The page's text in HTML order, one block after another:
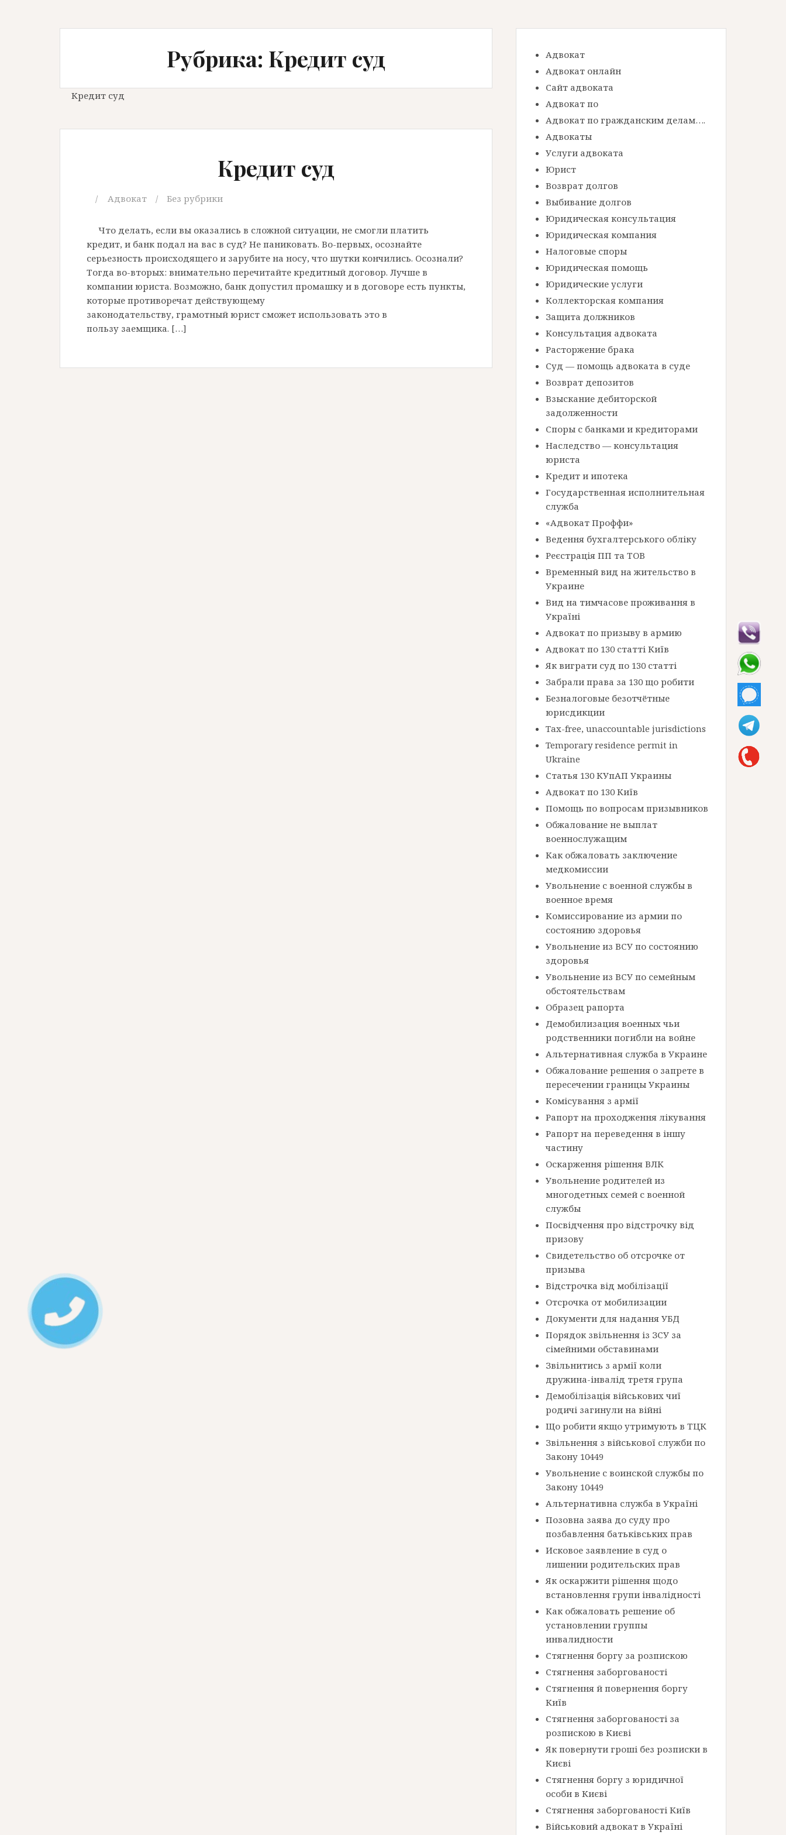
Рубрика: Кредит суд
Кредит суд
Кредит суд
Адвокат Без рубрики
Что делать, если вы оказались в сложной ситуации, не смогли платить
кредит, и банк подал на вас в суд? Не паниковать. Во-первых, осознайте
серьезность происходящего и зарубите на носу, что шутки кончились. Осознали?
Тогда во-вторых: внимательно перечитайте кредитный договор. Лучше в
компании юриста. Возможно, банк допустил промашку и в договоре есть пункты,
которые противоречат действующему
законодательству, грамотный юрист сможет использовать это в
пользу заемщика. […]
Адвокат
Адвокат онлайн
Сайт адвоката
Адвокат по
Адвокат по гражданским делам….
Адвокаты
Услуги адвоката
Юрист
Возврат долгов
Выбивание долгов
Юридическая консультация
Юридическая компания
Налоговые споры
Юридическая помощь
Юридические услуги
Коллекторская компания
Защита должников
Консультация адвоката
Расторжение брака
Суд — помощь адвоката в суде
Возврат депозитов
Взыскание дебиторской
задолженности
Споры с банками и кредиторами
Наследство — консультация
юриста
Кредит и ипотека
Государственная исполнительная
служба
«Адвокат Проффи»
Ведення бухгалтерського обліку
Реєстрація ПП та ТОВ
Временный вид на жительство в
Украине
Вид на тимчасове проживання в
Україні
Адвокат по призыву в армию
Адвокат по 130 статті Київ
Як виграти суд по 130 статті
Забрали права за 130 що робити
Безналоговые безотчётные
юрисдикции
Tax-free, unaccountable jurisdictions
Temporary residence permit in
Ukraine
Статья 130 КУпАП Украины
Адвокат по 130 Київ
Помощь по вопросам призывников
Обжалование не выплат
военнослужащим
Как обжаловать заключение
медкомиссии
Увольнение с военной службы в
военное время
Комиссирование из армии по
состоянию здоровья
Увольнение из ВСУ по состоянию
здоровья
Увольнение из ВСУ по семейным
обстоятельствам
Образец рапорта
Демобилизация военных чьи
родственники погибли на войне
Альтернативная служба в Украине
Обжалование решения о запрете в
пересечении границы Украины
Комісування з армії
Рапорт на проходження лікування
Рапорт на переведення в іншу
частину
Оскарження рішення ВЛК
Увольнение родителей из
многодетных семей с военной
службы
Посвідчення про відстрочку від
призову
Свидетельство об отсрочке от
призыва
Відстрочка від мобілізації
Отсрочка от мобилизации
Документи для надання УБД
Порядок звільнення із ЗСУ за
сімейними обставинами
Звільнитись з армії коли
дружина-інвалід третя група
Демобілізація військових чиї
родичі загинули на війні
Що робити якщо утримують в ТЦК
Звільнення з військової служби по
Закону 10449
Увольнение с воинской службы по
Закону 10449
Альтернативна служба в Україні
Позовна заява до суду про
позбавлення батьківських прав
Исковое заявление в суд о
лишении родительских прав
Як оскаржити рішення щодо
встановлення групи інвалідності
Как обжаловать решение об
установлении группы
инвалидности
Стягнення боргу за розпискою
Стягнення заборгованості
Стягнення й повернення боргу
Київ
Стягнення заборгованості за
розпискою в Києві
Як повернути гроші без розписки в
Києві
Стягнення боргу з юридичної
особи в Києві
Стягнення заборгованості Київ
Військовий адвокат в Україні